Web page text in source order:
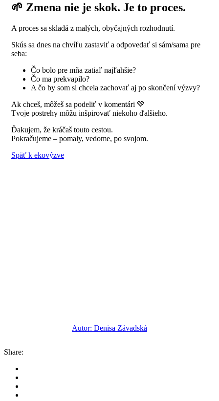
🌱 Zmena nie je skok. Je to proces.
A proces sa skladá z malých, obyčajných rozhodnutí.
Skús sa dnes na chvíľu zastaviť a odpovedať si sám/sama pre
seba:
Čo bolo pre mňa zatiaľ najľahšie?
Čo ma prekvapilo?
A čo by som si chcela zachovať aj po skončení výzvy?
Ak chceš, môžeš sa podeliť v komentári 💚
Tvoje postrehy môžu inšpirovať niekoho ďalšieho.
Ďakujem, že kráčaš touto cestou.
Pokračujeme – pomaly, vedome, po svojom.
Späť k ekovýzve
Autor: Denisa Závadská
Share: